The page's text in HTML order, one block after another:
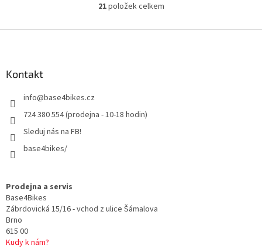
O
l
r
u
21položek celkem
Kontakt
info@base4bikes.cz
724 380 554 (prodejna - 10-18 hodin)
Sleduj nás na FB!
base4bikes/
Prodejna a servis
Base4Bikes
Zábrdovická 15/16 - vchod z ulice Šámalova
Brno
615 00
Kudy k nám?